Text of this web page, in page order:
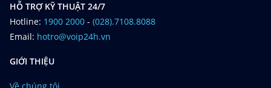
HỖ TRỢ KỸ THUẬT 24/7
Hotline: 1900 2000 - (028).7108.8088
Email: hotro@voip24h.vn
GIỚI THIỆU